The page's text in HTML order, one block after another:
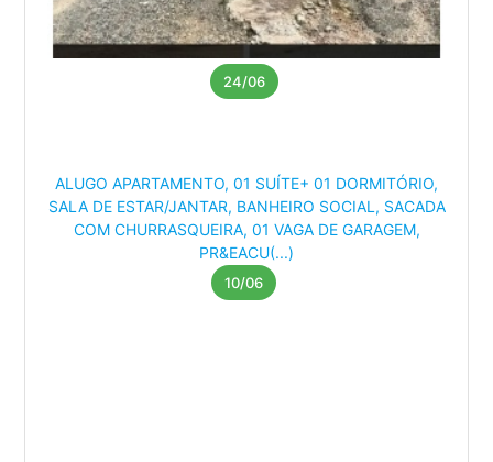
24/06
ALUGO APARTAMENTO, 01 SUÍTE+ 01 DORMITÓRIO,
SALA DE ESTAR/JANTAR, BANHEIRO SOCIAL, SACADA
COM CHURRASQUEIRA, 01 VAGA DE GARAGEM,
PR&EACU(...)
10/06